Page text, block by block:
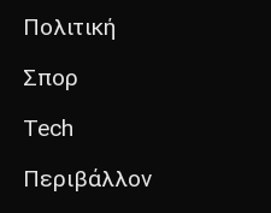
Πολιτική
Σπορ
Tech
Περιβάλλον